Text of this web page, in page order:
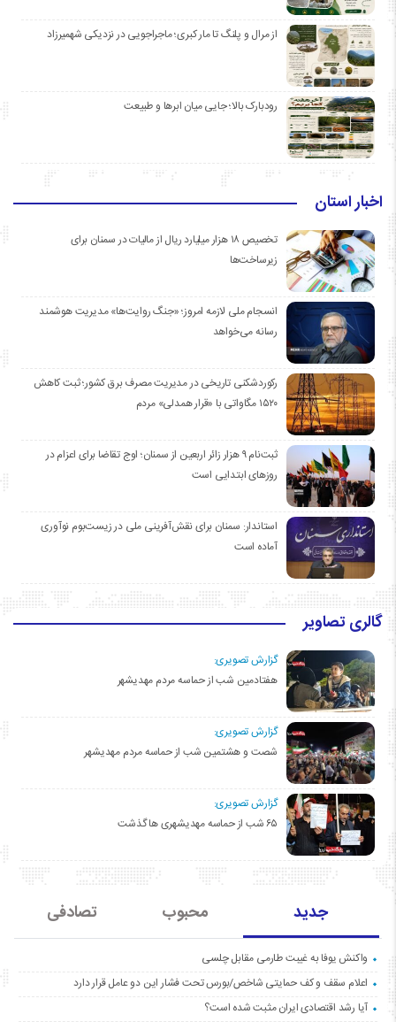
از مرال و پلنگ تا مار کبری؛ ماجراجویی در نزدیکی شهمیرزاد
رودبارک بالا؛ جایی میان ابرها و طبیعت
اخبار استان
تخصیص ۱۸ هزار میلیارد ریال از مالیات در سمنان برای
زیرساخت‌ها
انسجام ملی لازمه امروز؛ «جنگ روایت‌ها» مدیریت هوشمند
رسانه می‌خواهد
رکوردشکنی تاریخی در مدیریت مصرف برق کشور؛ ثبت کاهش
۱۵۲۰ مگاواتی با «قرار همدلی» مردم
ثبت‌نام ۹ هزار زائر اربعین از سمنان؛ اوج تقاضا برای اعزام در
روزهای ابتدایی است
استاندار: سمنان برای نقش‌آفرینی ملی در زیست‌بوم نوآوری
آماده است
گالری تصاویر
گزارش تصویری:
هفتادمین شب از حماسه مردم مهدیشهر
گزارش تصویری:
شصت و هشتمین شب از حماسه مردم مهدیشهر
گزارش تصویری:
۶۵ شب از حماسه مهدیشهری ها گذشت
جدید محبوب تصادفی
واکنش یوفا به غیبت طارمی مقابل چلسی
اعلام سقف و کف حمایتی شاخص/بورس تحت فشار این دو عامل قرار دارد
آیا رشد اقتصادی ایران مثبت شده است؟